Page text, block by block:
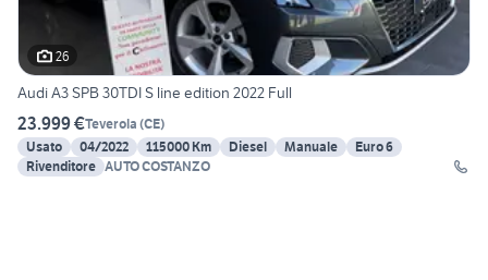
26
Audi A3 SPB 30TDI S line edition 2022 Full
23.999 €Teverola (CE)
Usato
04/2022 115000 Km Diesel Manuale
Euro 6
Rivenditore AUTO COSTANZO